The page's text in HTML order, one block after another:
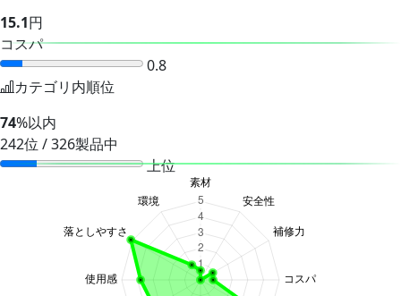
15.1円
コスパ
0.8
カテゴリ内順位
74%以内
242位 / 326製品中
上位